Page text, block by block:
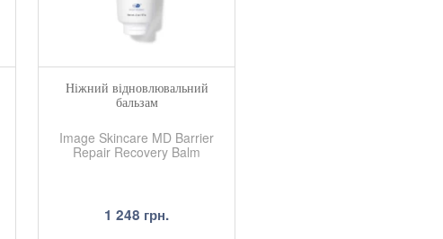
Ніжний відновлювальний
бальзам
Image Skincare MD Barrier
Repair Recovery Balm
1 248 грн.